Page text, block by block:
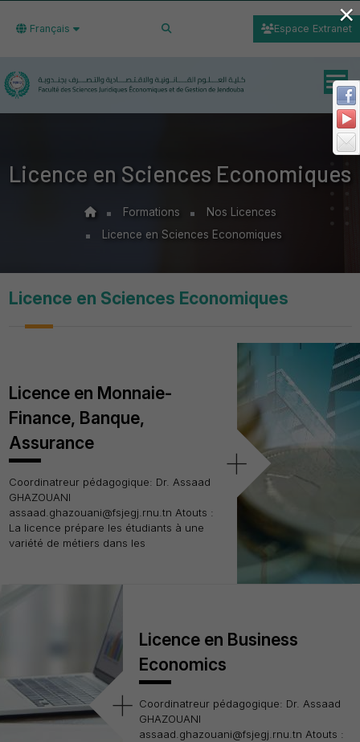
Français Espace Extranet
Licence en Sciences Economiques
Formations
Nos Licences
Licence en Sciences Economiques
Licence en Sciences Economiques
Licence en Monnaie-
Finance, Banque,
Assurance
Coordinatreur pédagogique: Dr. Assaad
GHAZOUANI
assaad.ghazouani@fsjegj.rnu.tn Atouts :
La licence prépare les étudiants à une
variété de métiers dans les
+
Licence en Business
Economics
Coordinatreur pédagogique: Dr. Assaad
GHAZOUANI
assaad.ghazouani@fsjegj.rnu.tn Atouts :
+
×